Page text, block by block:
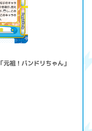
祖！バンドリちゃん」